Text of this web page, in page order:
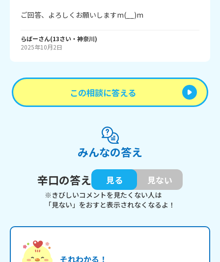
ご回答、よろしくお願いしますm(__)m
らばーさん(13さい・ 神奈川)
2025年10月2日
この相談に答える
みんなの答え
辛口の答え
見る 見ない
※きびしいコメントを見たくない人は
「見ない」をおすと表示されなくなるよ！
それわかる！